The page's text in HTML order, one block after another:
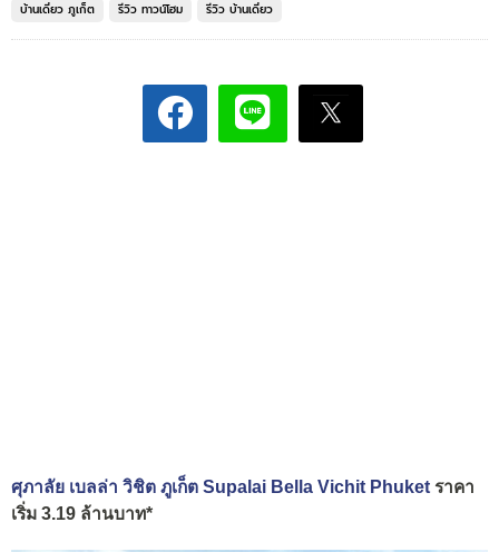
บ้านเดี่ยว ภูเก็ต
รีวิว ทาวน์โฮม รีวิว บ้านเดี่ยว
ศุภาลัย เบลล่า วิชิต ภูเก็ต Supalai Bella Vichit Phuket ราคา
เริ่ม 3.19 ล้านบาท*